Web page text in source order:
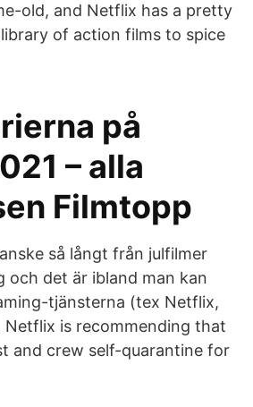
old, and Netflix has a pretty
of action films to spice
på
– alla
Filmtopp
så långt från julfilmer
och det är ibland man kan
tjänsterna (tex Netflix,
Netflix is recommending that
and crew self-quarantine for